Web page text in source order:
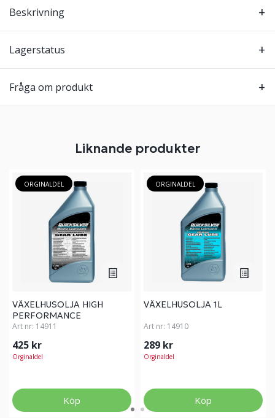
Beskrivning
Lagerstatus
Fråga om produkt
Liknande produkter
ORGINALDEL
VÄXELHUSOLJA HIGH
PERFORMANCE
Art nr: 14911
425 kr
Orginaldel
Köp
ORGINALDEL
VÄXELHUSOLJA 1L
Art nr: 14910
289 kr
Orginaldel
Köp